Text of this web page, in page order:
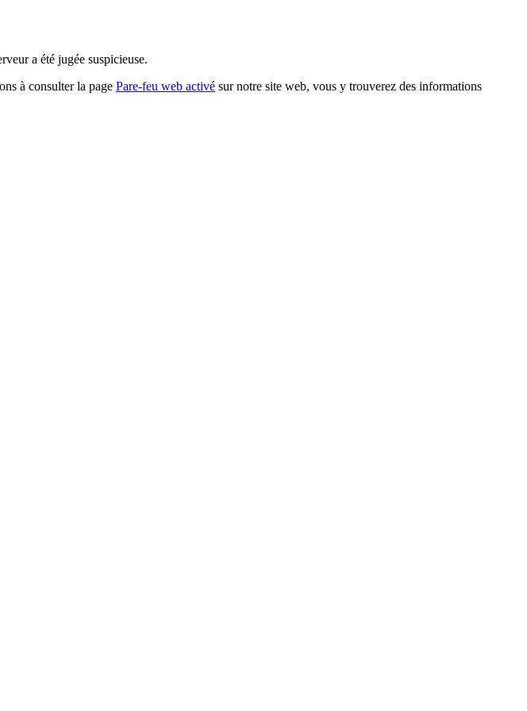
a été jugée suspicieuse.
à consulter la page Pare-feu web activé sur notre site web, vous y trouverez des informations